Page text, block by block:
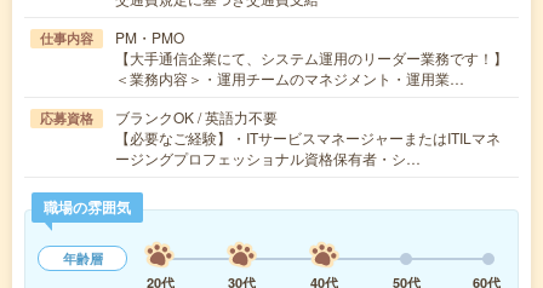
仕事内容
PM・PMO
【大手通信企業にて、システム運用のリーダー業務です！】
＜業務内容＞・運用チームのマネジメント・運用業…
応募資格
ブランクOK / 英語力不要
【必要なご経験】・ITサービスマネージャーまたはITILマネ
ージングプロフェッショナル資格保有者・シ…
職場の雰囲気
年齢層
20代
30代 40代 50代
60代